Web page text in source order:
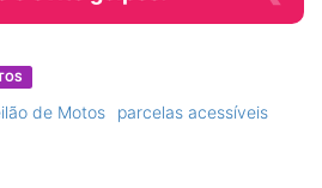
de Motos parcelas acessíveis